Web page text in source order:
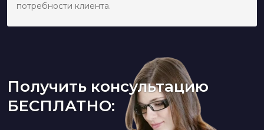
потребности клиента.
Получить консультацию
БЕСПЛАТНО: